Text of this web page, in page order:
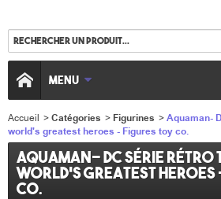
MENU
Accueil >Catégories > Figurines >Aquaman-
world's greatest heroes - Figures toy co.
Aquaman- DC série rétro
world's greatest heroes
co.